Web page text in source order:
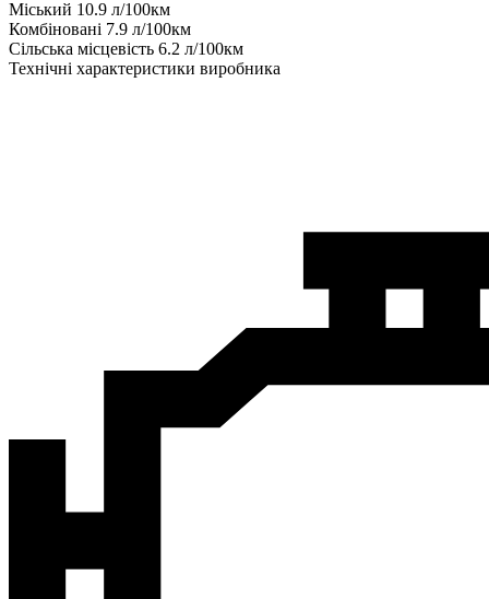
Міський 10.9 л/100км
Комбіновані 7.9 л/100км
Сільська місцевість 6.2 л/100км
Технічні характеристики виробника